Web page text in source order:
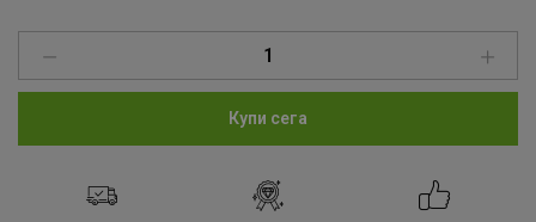
Купи сега